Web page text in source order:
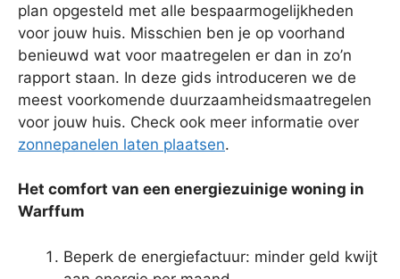
plan opgesteld met alle bespaarmogelijkheden
voor jouw huis. Misschien ben je op voorhand
benieuwd wat voor maatregelen er dan in zo’n
rapport staan. In deze gids introduceren we de
meest voorkomende duurzaamheidsmaatregelen
voor jouw huis. Check ook meer informatie over
zonnepanelen laten plaatsen.
Het comfort van een energiezuinige woning in
Warffum
Beperk de energiefactuur: minder geld kwijt